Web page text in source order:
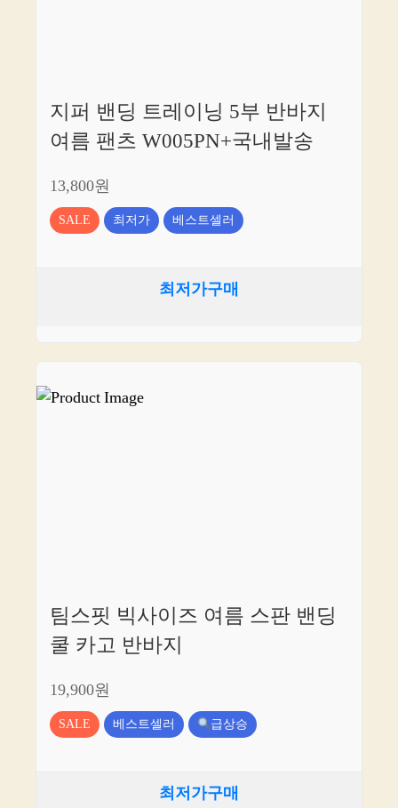
지퍼 밴딩 트레이닝 5부 반바지
여름 팬츠 W005PN+국내발송
13,800원
SALE 최저가 베스트셀러
최저가구매
팀스핏 빅사이즈 여름 스판 밴딩
쿨 카고 반바지
19,900원
SALE 베스트셀러 급상승
최저가구매